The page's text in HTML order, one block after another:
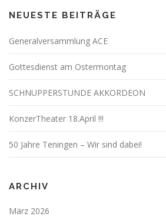
NEUESTE BEITRÄGE
Generalversammlung ACE
Gottesdienst am Ostermontag
SCHNUPPERSTUNDE AKKORDEON
KonzerTheater 18.April !!!
50 Jahre Teningen – Wir sind dabei!
ARCHIV
März 2026